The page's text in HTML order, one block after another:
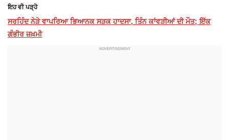
ਇਹ ਵੀ ਪੜ੍ਹੋ
ਸਰਹਿੰਦ ਨੇੜੇ ਵਾਪਰਿਆ ਭਿਆਨਕ ਸੜਕ ਹਾਦਸਾ, ਤਿੰਨ ਕਾਂਵੜੀਆਂ ਦੀ ਮੌਤ; ਇੱਕ
ਗੰਭੀਰ ਜ਼ਖ਼ਮੀ